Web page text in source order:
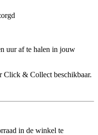
uur af te halen in jouw
Click & Collect beschikbaar.
in de winkel te